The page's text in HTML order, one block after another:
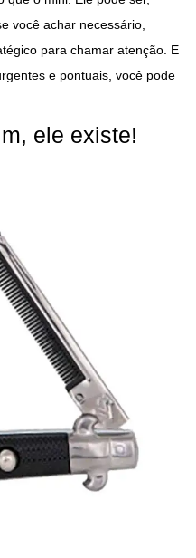
você achar necessário,
para chamar atenção. E
e pontuais, você pode
ele existe!